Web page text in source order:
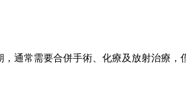
通常需要合併手術、化療及放射治療